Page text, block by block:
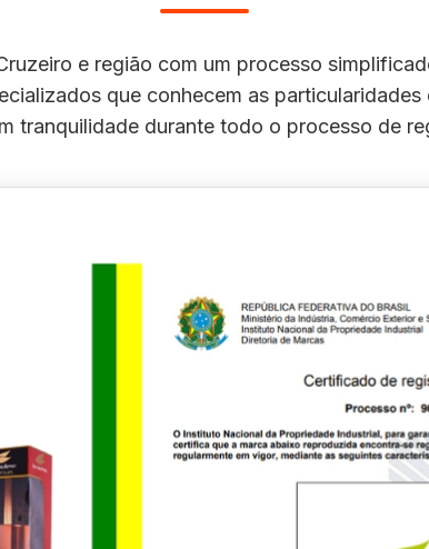
e região com um processo
que conhecem as
tranquilidade durante todo o processo de